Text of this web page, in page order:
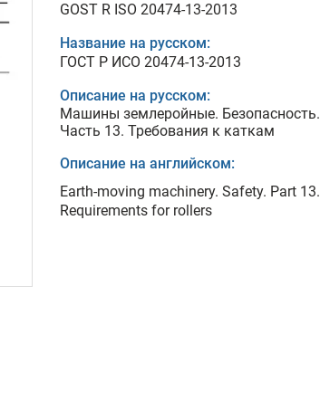
GOST R ISO 20474-13-2013
Название на русском:
ГОСТ Р ИСО 20474-13-2013
Описание на русском:
Машины землеройные. Безопасность.
Часть 13. Требования к каткам
Описание на английском:
Earth-moving machinery. Safety. Part 13.
Requirements for rollers